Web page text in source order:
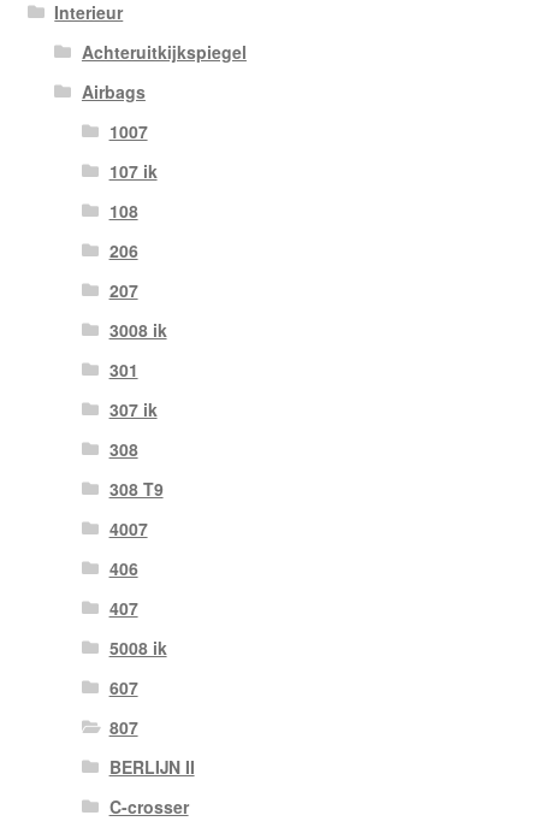
Interieur
Achteruitkijkspiegel
Airbags
1007
107 ik
108
206
207
3008 ik
301
307 ik
308
308 T9
4007
406
407
5008 ik
607
807
BERLIJN II
C-crosser